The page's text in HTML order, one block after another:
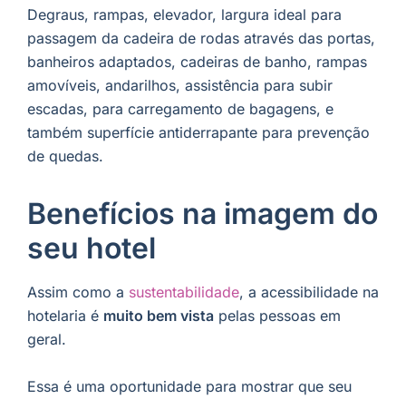
Degraus, rampas, elevador, largura ideal para
passagem da cadeira de rodas através das portas,
banheiros adaptados, cadeiras de banho, rampas
amovíveis, andarilhos, assistência para subir
escadas, para carregamento de bagagens, e
também superfície antiderrapante para prevenção
de quedas.
Benefícios na imagem do
seu hotel
Assim como a sustentabilidade, a acessibilidade na
hotelaria é muito bem vista pelas pessoas em
geral.
Essa é uma oportunidade para mostrar que seu